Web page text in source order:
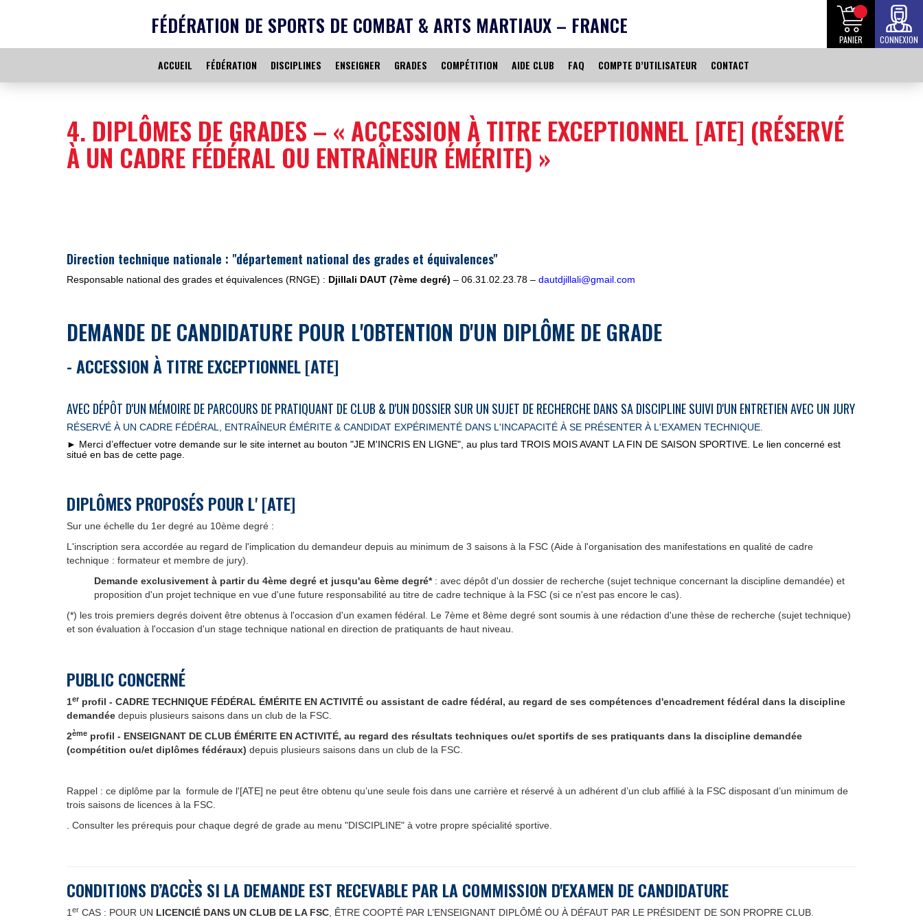
FÉDÉRATION DE SPORTS DE COMBAT & ARTS MARTIAUX – FRANCE
PANIER CONNEXION
ACCUEIL FÉDÉRATION DISCIPLINES ENSEIGNER GRADES COMPÉTITION AIDE CLUB FAQ COMPTE D’UTILISATEUR CONTACT
4. DIPLÔMES DE GRADES – « ACCESSION À TITRE EXCEPTIONNEL [ATE] (RÉSERVÉ
À UN CADRE FÉDÉRAL OU ENTRAÎNEUR ÉMÉRITE) »
Direction technique nationale : "département national des grades et équivalences"
Responsable national des grades et équivalences (RNGE) : Djillali DAUT (7ème degré) – 06.31.02.23.78 – dautdjillali@gmail.com
DEMANDE DE CANDIDATURE POUR L'OBTENTION D'UN DIPLÔME DE GRADE
- ACCESSION À TITRE EXCEPTIONNEL [ATE]
AVEC DÉPÔT D'UN MÉMOIRE DE PARCOURS DE PRATIQUANT DE CLUB & D'UN DOSSIER SUR UN SUJET DE RECHERCHE DANS SA DISCIPLINE SUIVI D'UN ENTRETIEN AVEC UN JURY
RÉSERVÉ À UN CADRE FÉDÉRAL, ENTRAÎNEUR ÉMÉRITE & CANDIDAT EXPÉRIMENTÉ DANS L'INCAPACITÉ À SE PRÉSENTER À L'EXAMEN TECHNIQUE.
► Merci d’effectuer votre demande sur le site internet au bouton "JE M'INCRIS EN LIGNE", au plus tard TROIS MOIS AVANT LA FIN DE SAISON SPORTIVE. Le lien concerné est
situé en bas de cette page.
DIPLÔMES PROPOSÉS POUR L' [ATE]
Sur une échelle du 1er degré au 10ème degré :
L'inscription sera accordée au regard de l'implication du demandeur depuis au minimum de 3 saisons à la FSC (Aide à l'organisation des manifestations en qualité de cadre
technique : formateur et membre de jury).
Demande exclusivement à partir du 4ème degré et jusqu'au 6ème degré*: avec dépôt d'un dossier de recherche (sujet technique concernant la discipline demandée) et
proposition d'un projet technique en vue d'une future responsabilité au titre de cadre technique à la FSC (si ce n'est pas encore le cas).
(*) les trois premiers degrés doivent être obtenus à l'occasion d'un examen fédéral. Le 7ème et 8ème degré sont soumis à une rédaction d'une thèse de recherche (sujet technique)
et son évaluation à l'occasion d'un stage technique national en direction de pratiquants de haut niveau.
PUBLIC CONCERNÉ
1er profil - CADRE TECHNIQUE FÉDÉRAL ÉMÉRITE EN ACTIVITÉ ou assistant de cadre fédéral, au regard de ses compétences d'encadrement fédéral dans la discipline
demandée depuis plusieurs saisons dans un club de la FSC.
2ème profil - ENSEIGNANT DE CLUB ÉMÉRITE EN ACTIVITÉ, au regard des résultats techniques ou/et sportifs de ses pratiquants dans la discipline demandée
(compétition ou/et diplômes fédéraux) depuis plusieurs saisons dans un club de la FSC.
Rappel : ce diplôme par la formule de l'[ATE] ne peut être obtenu qu’une seule fois dans une carrière et réservé à un adhérent d’un club affilié à la FSC disposant d’un minimum de
trois saisons de licences à la FSC.
. Consulter les prérequis pour chaque degré de grade au menu "DISCIPLINE" à votre propre spécialité sportive.
CONDITIONS D’ACCÈS SI LA DEMANDE EST RECEVABLE PAR LA COMMISSION D'EXAMEN DE CANDIDATURE
1 er CAS : POUR UN LICENCIÉ DANS UN CLUB DE LA FSC , ÊTRE COOPTÉ PAR L’ENSEIGNANT DIPLÔMÉ OU À DÉFAUT PAR LE PRÉSIDENT DE SON PROPRE CLUB.